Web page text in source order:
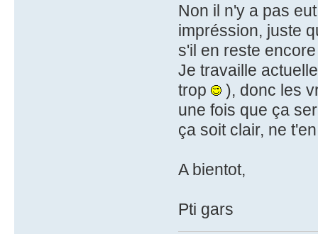
Non il n'y a pas
impréssion, juste
s'il en reste
Je travaille
trop
), donc les
une fois que ça
ça soit clair, ne
A bientot,
Pti gars